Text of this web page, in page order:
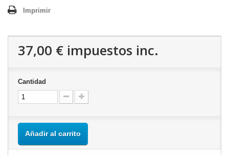
Imprimir
37,00 € impuestos inc.
Cantidad
Añadir al carrito